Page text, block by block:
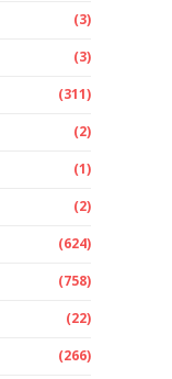
(3)
(3)
(311)
(2)
(1)
(2)
(624)
(758)
(22)
(266)